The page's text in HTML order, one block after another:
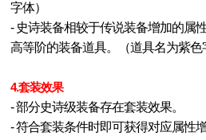
字体）
- 史诗装备相较于传说装备增加的属
高等阶的装备道具。（道具名为紫色
4.套装效果
- 部分史诗级装备存在套装效果。
- 符合套装条件时即可获得对应属性增